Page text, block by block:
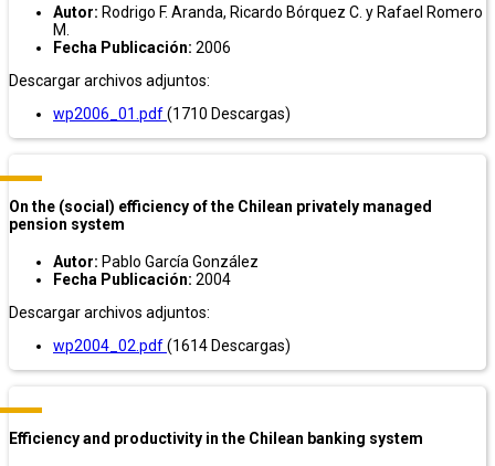
Autor: Rodrigo F. Aranda, Ricardo Bórquez C. y Rafael Romero
M.
Fecha Publicación: 2006
Descargar archivos adjuntos:
wp2006_01.pdf(1710 Descargas)
On the (social) efficiency of the Chilean privately managed
pension system
Autor: Pablo García González
Fecha Publicación: 2004
Descargar archivos adjuntos:
wp2004_02.pdf(1614 Descargas)
Efficiency and productivity in the Chilean banking system